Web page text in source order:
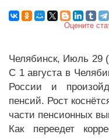
Оцените
Челябинск, Июль 29
С 1 августа в
России и
пенсий. Рост
части пенсионных
Как переедет